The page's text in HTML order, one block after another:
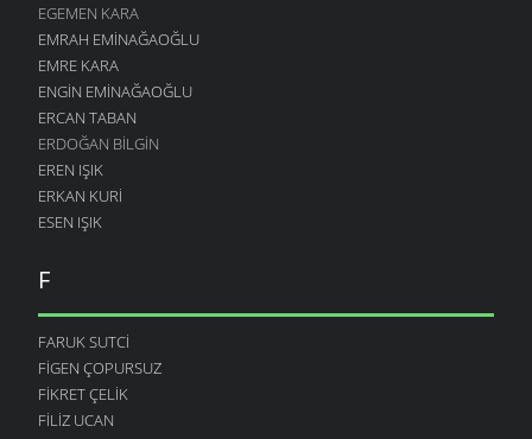
EGEMEN KARA
EMRAH EMINAĞAOĞLU
EMRE KARA
ENGIN EMINAĞAOĞLU
ERCAN TABAN
ERDOĞAN BILGIN
EREN IŞIK
ERKAN KURI
ESEN IŞIK
F
FARUK SUTCI
FIGEN ÇOPURSUZ
FIKRET ÇELIK
FILIZ UCAN